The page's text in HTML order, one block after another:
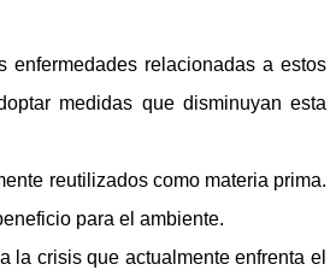
relacionadas a estos
medidas que disminuyan esta
reutilizados como materia prima.
para el ambiente.
la crisis que actualmente enfrenta el